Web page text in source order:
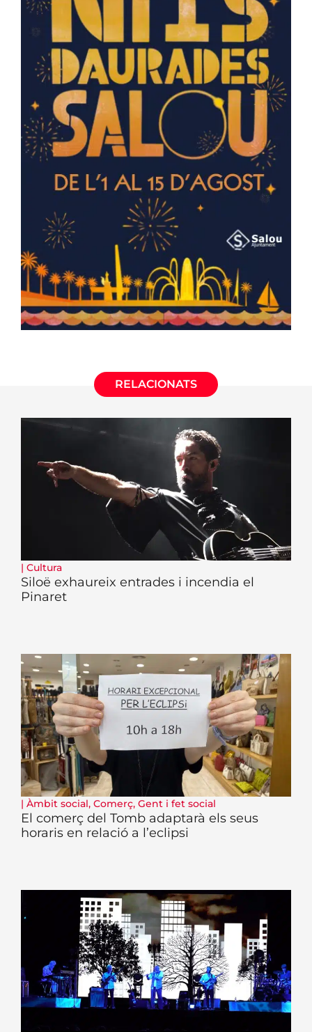
RELACIONATS
| Cultura
Siloë exhaureix entrades i incendia el
Pinaret
| Àmbit social, Comerç, Gent i fet social
El comerç del Tomb adaptarà els seus
horaris en relació a l’eclipsi